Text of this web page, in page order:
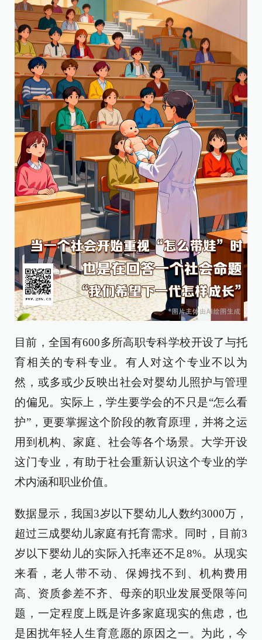
目前，全国有600多所高职专科学校开设了与托
育相关的专科专业。有人对这个专业不以为
然，或多或少反映出社会对婴幼儿照护与管理
的偏见。实际上，学生要学会的不只是“怎么看
护”，更要掌握这个阶段的教育原理，并将之运
用到机构、家庭、社会等各个场景。大学开设
这门专业，有助于社会重新认识这个专业的学
术内涵和职业价值。
数据显示，我国3岁以下婴幼儿人数约3000万，
超过三成婴幼儿家庭有托育需求。同时，目前3
岁以下婴幼儿的实际入托率还不足8%。从现实
来看，老人带不动、保姆找不到、机构费用
高、资质参差不齐、母亲的职业发展受限等问
题，一定程度上既是许多家庭现实的焦虑，也
是困扰年轻人生育意愿的原因之一。为此，今